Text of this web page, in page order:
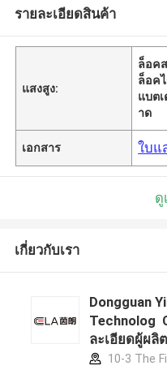
รายละเอียดสินค้า
แสงสูง:
ล็อค
ล็อค
แบต
าด
เอกสาร ใบ
ดู
เกี่ยวกับเรา
Dongguan
Technolog
ละเอียดผู้ผลิต
10-3 The